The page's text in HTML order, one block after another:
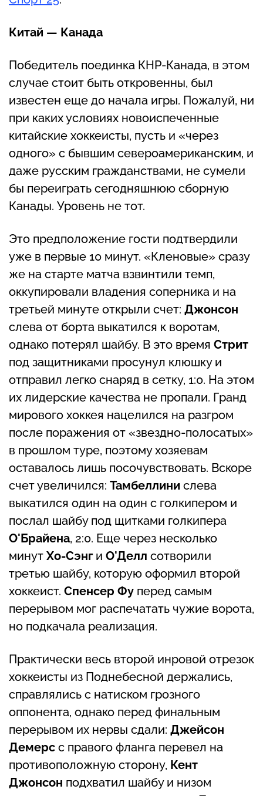
Китай — Канада
Победитель поединка КНР-Канада, в этом
случае стоит быть откровенны, был
известен еще до начала игры. Пожалуй, ни
при каких условиях новоиспеченные
китайские хоккеисты, пусть и «через
одного» с бывшим североамериканским, и
даже русским гражданствами, не сумели
бы переиграть сегодняшнюю сборную
Канады. Уровень не тот.
Это предположение гости подтвердили
уже в первые 10 минут. «Кленовые» сразу
же на старте матча взвинтили темп,
оккупировали владения соперника и на
третьей минуте открыли счет: Джонсон
слева от борта выкатился к воротам,
однако потерял шайбу. В это время Стрит
под защитниками просунул клюшку и
отправил легко снаряд в сетку, 1:0. На этом
их лидерские качества не пропали. Гранд
мирового хоккея нацелился на разгром
после поражения от «звездно-полосатых»
в прошлом туре, поэтому хозяевам
оставалось лишь посочувствовать. Вскоре
счет увеличился: Тамбеллини слева
выкатился один на один с голкипером и
послал шайбу под щитками голкипера
О'Брайена, 2:0. Еще через несколько
минут Хо-Сэнги О'Делл сотворили
третью шайбу, которую оформил второй
хоккеист. Спенсер Фу перед самым
перерывом мог распечатать чужие ворота,
но подкачала реализация.
Практически весь второй инровой отрезок
хоккеисты из Поднебесной держались,
справлялись с натиском грозного
оппонента, однако перед финальным
перерывом их нервы сдали: Джейсон
Демерс с правого фланга перевел на
противоположную сторону, Кент
Джонсон подхватил шайбу и низом